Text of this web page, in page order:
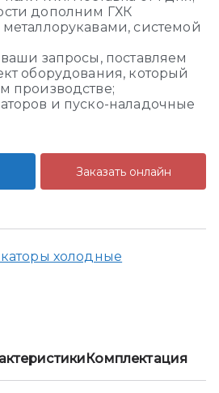
дополним ГХК
металлорукавами, системой
запросы, поставляем
оборудования, который
производстве;
и пуско-наладочные
Заказать онлайн
холодные
Комплектация